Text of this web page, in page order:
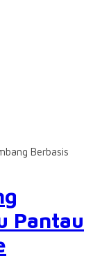
Berbasis
Pantau